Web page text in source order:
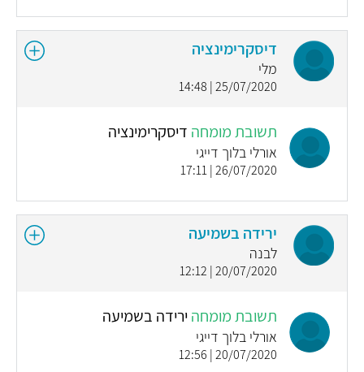
דיסקרימינציה
מלי
25/07/2020 | 14:48
תשובת מומחה דיסקרימינציה
אורלי בלוך דייגי
26/07/2020 | 17:11
ירידה בשמיעה
לבנה
20/07/2020 | 12:12
תשובת מומחהירידה בשמיעה
אורלי בלוך דייגי
20/07/2020 | 12:56